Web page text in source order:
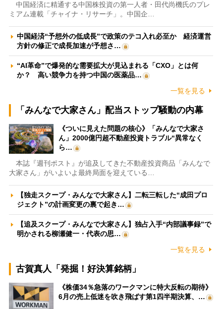
中国経済に精通する中国株投資の第一人者・田代尚機氏のプレ
ミアム連載「チャイナ・リサーチ」。中国企…
中国経済“予想外の低成長”で政策のテコ入れ必至か 経済運営
方針の修正で成長加速が予想さ…
“AI革命”で爆発的な需要拡大が見込まれる「CXO」とは何
か？ 高い競争力を持つ中国の医薬品…
一覧を見る
「みんなで大家さん」配当ストップ騒動の内幕
《ついに見えた問題の核心》「みんなで大家さ
ん」2000億円超不動産投資トラブル“異常なく
ら…
本誌『週刊ポスト』が追及してきた不動産投資商品「みんなで
大家さん」がいよいよ最終局面を迎えている…
【独走スクープ・みんなで大家さん】二転三転した“成田プロ
ジェクト”の計画変更の裏で起き…
【追及スクープ・みんなで大家さん】独占入手“内部議事録”で
明かされる柳瀬健一・代表の思…
一覧を見る
古賀真人「発掘！好決算銘柄」
《株価34％急落のワークマンに特大反転の期待》
6月の売上低迷を吹き飛ばす第1四半期決算、…